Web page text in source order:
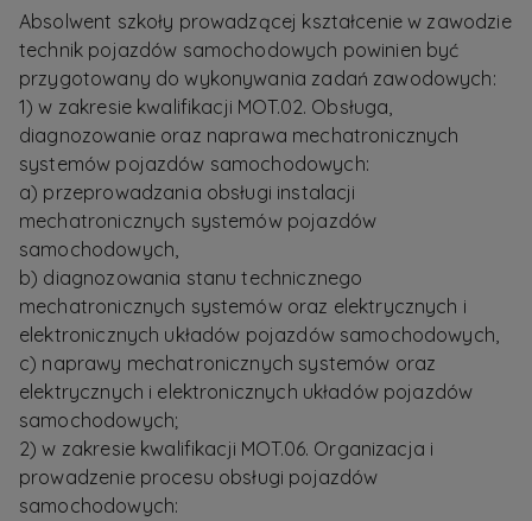
Absolwent szkoły prowadzącej kształcenie w zawodzie
technik pojazdów samochodowych powinien być
przygotowany do wykonywania zadań zawodowych:
1) w zakresie kwalifikacji MOT.02. Obsługa,
diagnozowanie oraz naprawa mechatronicznych
systemów pojazdów samochodowych:
a) przeprowadzania obsługi instalacji
mechatronicznych systemów pojazdów
samochodowych,
b) diagnozowania stanu technicznego
mechatronicznych systemów oraz elektrycznych i
elektronicznych układów pojazdów samochodowych,
c) naprawy mechatronicznych systemów oraz
elektrycznych i elektronicznych układów pojazdów
samochodowych;
2) w zakresie kwalifikacji MOT.06. Organizacja i
prowadzenie procesu obsługi pojazdów
samochodowych: